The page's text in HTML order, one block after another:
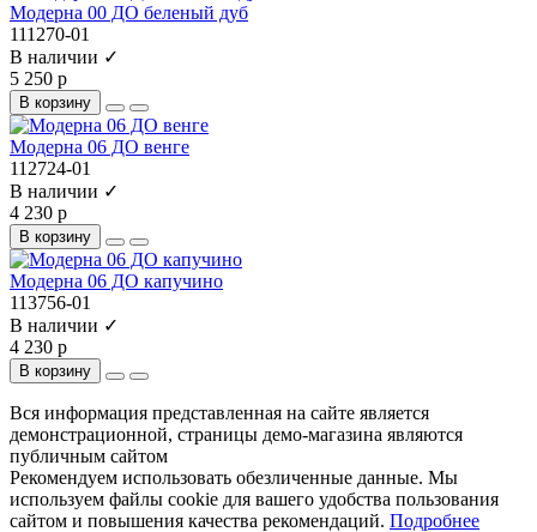
Модерна 00 ДО беленый дуб
111270-01
В наличии ✓
5 250 р
В корзину
Модерна 06 ДО венге
112724-01
В наличии ✓
4 230 р
В корзину
Модерна 06 ДО капучино
113756-01
В наличии ✓
4 230 р
В корзину
Вся информация представленная на сайте является
демонстрационной, страницы демо-магазина являются
публичным сайтом
Рекомендуем использовать обезличенные данные. Мы
используем файлы cookie для вашего удобства пользования
сайтом и повышения качества рекомендаций. Подробнее